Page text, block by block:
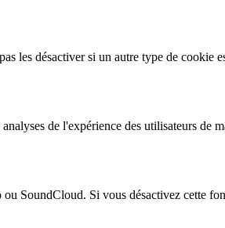
les désactiver si un autre type de cookie
de l'expérience des utilisateurs de
SoundCloud. Si vous désactivez cette